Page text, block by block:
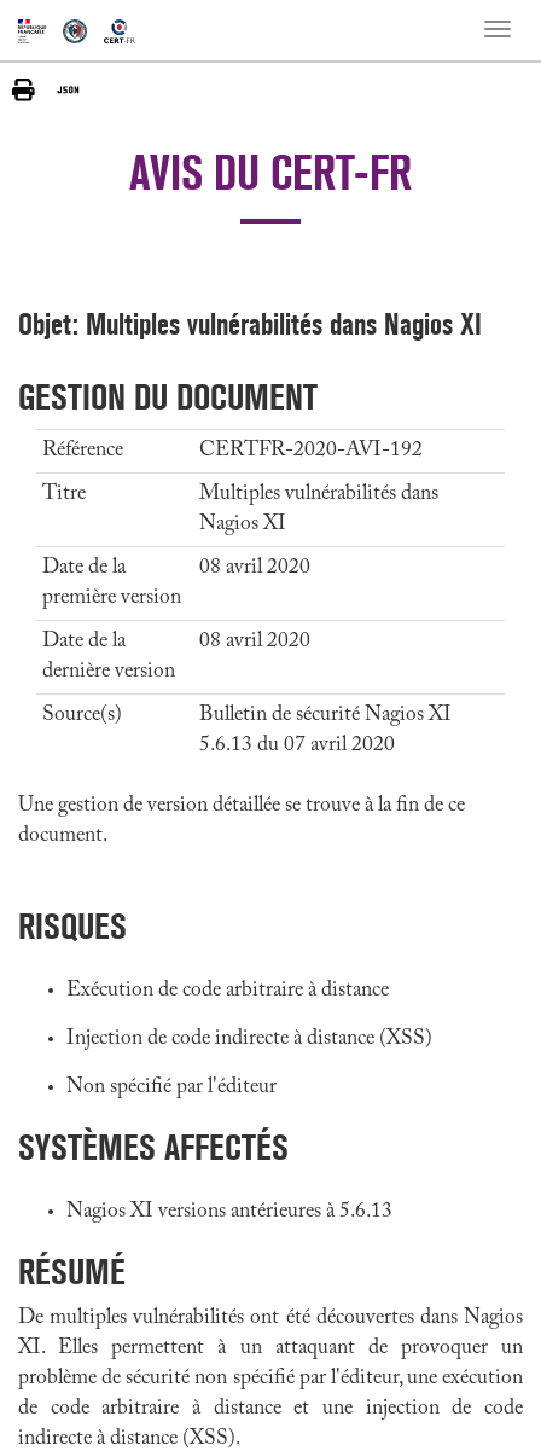
Toggle
AVIS DU CERT-FR
Objet: Multiples vulnérabilités dans Nagios XI
GESTION DU DOCUMENT
Référence
CERTFR-2020-AVI-192
Titre
Multiples vulnérabilités dans
Nagios XI
Date de la
première version
08 avril 2020
Date de la
dernière version
08 avril 2020
Source(s)
Bulletin de sécurité Nagios XI
5.6.13 du 07 avril 2020
Une gestion de version détaillée se trouve à la fin de ce
document.
RISQUES
Exécution de code arbitraire à distance
Injection de code indirecte à distance (XSS)
Non spécifié par l'éditeur
SYSTÈMES AFFECTÉS
Nagios XI versions antérieures à 5.6.13
RÉSUMÉ
De multiples vulnérabilités ont été découvertes dans Nagios
XI. Elles permettent à un attaquant de provoquer un
problème de sécurité non spécifié par l'éditeur, une exécution
de code arbitraire à distance et une injection de code
indirecte à distance (XSS).